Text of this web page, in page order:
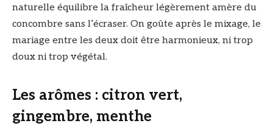
naturelle équilibre la fraîcheur légèrement amère du
concombre sans l’écraser. On goûte après le mixage, le
mariage entre les deux doit être harmonieux, ni trop
doux ni trop végétal.
Les arômes : citron vert,
gingembre, menthe